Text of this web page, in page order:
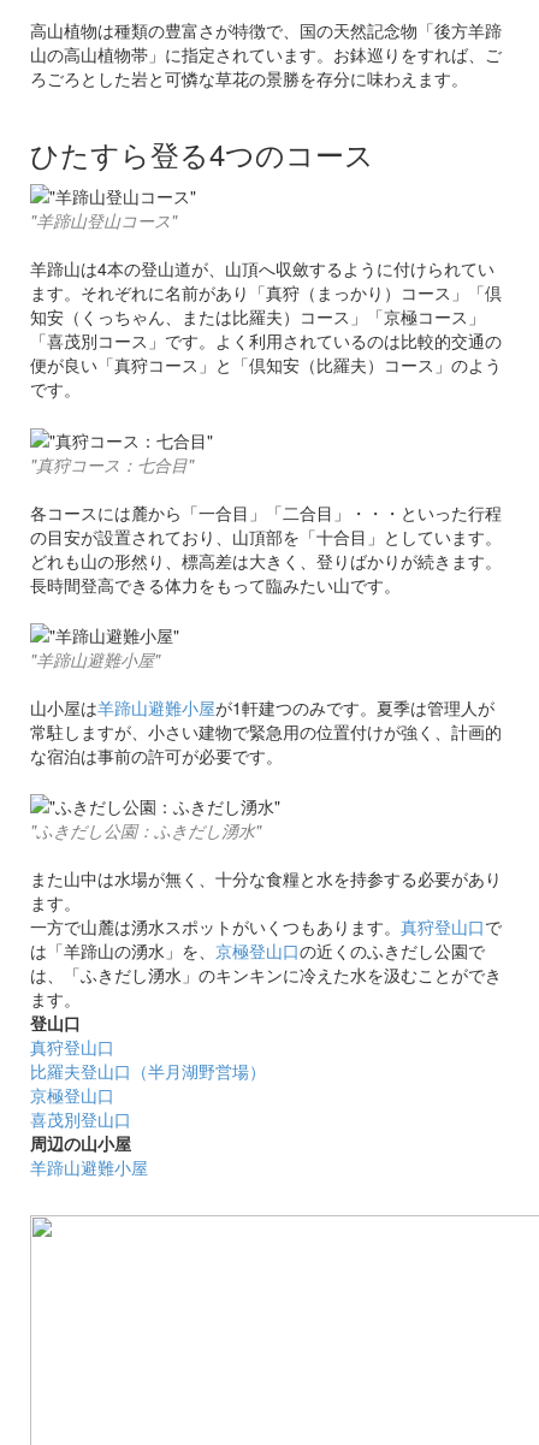
高山植物は種類の豊富さが特徴で、国の天然記念物「後方羊蹄
山の高山植物帯」に指定されています。お鉢巡りをすれば、ご
ろごろとした岩と可憐な草花の景勝を存分に味わえます。
ひたすら登る4つのコース
"羊蹄山登山コース"
羊蹄山は4本の登山道が、山頂へ収斂するように付けられてい
ます。それぞれに名前があり「真狩（まっかり）コース」「倶
知安（くっちゃん、または比羅夫）コース」「京極コース」
「喜茂別コース」です。よく利用されているのは比較的交通の
便が良い「真狩コース」と「倶知安（比羅夫）コース」のよう
です。
"真狩コース：七合目"
各コースには麓から「一合目」「二合目」・・・といった行程
の目安が設置されており、山頂部を「十合目」としています。
どれも山の形然り、標高差は大きく、登りばかりが続きます。
長時間登高できる体力をもって臨みたい山です。
"羊蹄山避難小屋"
山小屋は羊蹄山避難小屋が1軒建つのみです。夏季は管理人が
常駐しますが、小さい建物で緊急用の位置付けが強く、計画的
な宿泊は事前の許可が必要です。
"ふきだし公園：ふきだし湧水"
また山中は水場が無く、十分な食糧と水を持参する必要があり
ます。
一方で山麓は湧水スポットがいくつもあります。 真狩登山口で
は「羊蹄山の湧水」を、 京極登山口の近くのふきだし公園で
は、「ふきだし湧水」のキンキンに冷えた水を汲むことができ
ます。
登山口
真狩登山口
比羅夫登山口（半月湖野営場）
京極登山口
喜茂別登山口
周辺の山小屋
羊蹄山避難小屋